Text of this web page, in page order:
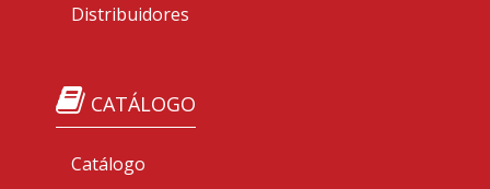
Distribuidores
CATÁLOGO
Catálogo